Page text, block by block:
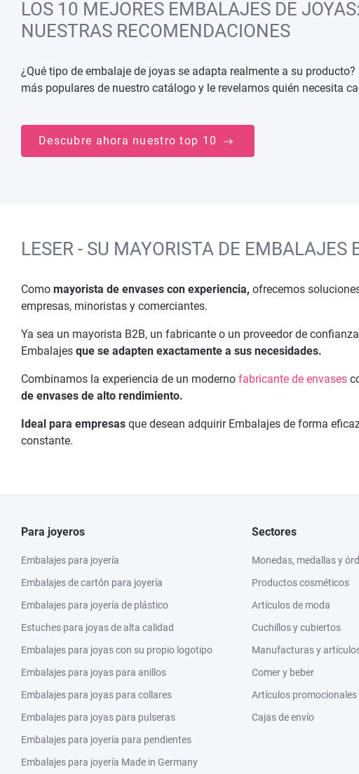
LOS 10 MEJORES EMBALAJES DE
NUESTRAS RECOMENDACIONES
¿Qué tipo de embalaje de joyas se adapta realmente a su
más populares de nuestro catálogo y le revelamos quién necesita
Descubre ahora nuestro top 10
LESER - SU MAYORISTA DE EMBALAJES
Como mayorista de envases con experiencia, ofrecemos
empresas, minoristas y comerciantes.
Ya sea un mayorista B2B, un fabricante o un proveedor de
Embalajes que se adapten exactamente a sus necesidades.
Combinamos la experiencia de un moderno fabricante de envases
de envases de alto rendimiento.
Ideal para empresas que desean adquirir Embalajes de forma
constante.
Para joyeros
Embalajes para joyería
Embalajes de cartón para joyería
Embalajes para joyería de plástico
Estuches para joyas de alta calidad
Embalajes para joyas con su propio logotipo
Embalajes para joyas para anillos
Embalajes para joyas para collares
Embalajes para joyas para pulseras
Embalajes para joyería para pendientes
Embalajes para joyería Made in Germany
Sectores
Monedas, medallas y
Productos cosméticos
Artículos de moda
Cuchillos y cubiertos
Manufacturas y
Comer y beber
Artículos promocionales
Cajas de envío